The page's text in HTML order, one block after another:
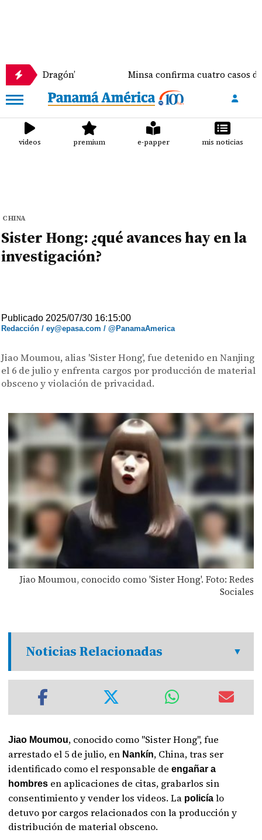
Minsa confirma cuatro casos de Virus
videos premium e-papper mis noticias
CHINA
Sister Hong: ¿qué avances hay en la
investigación?
Publicado 2025/07/30 16:15:00
Redacción / ey@epasa.com / @PanamaAmerica
Jiao Moumou, alias 'Sister Hong', fue detenido en Nanjing
el 6 de julio y enfrenta cargos por producción de material
obsceno y violación de privacidad.
Jiao Moumou, conocido como 'Sister Hong'. Foto: Redes
Sociales
Noticias Relacionadas
Jiao Moumou, conocido como "Sister Hong", fue
arrestado el 5 de julio, en Nankín, China, tras ser
identificado como el responsable deengañar a
hombres en aplicaciones de citas, grabarlos sin
consentimiento y vender los videos. La policía lo
detuvo por cargos relacionados con la producción y
distribución de material obsceno.